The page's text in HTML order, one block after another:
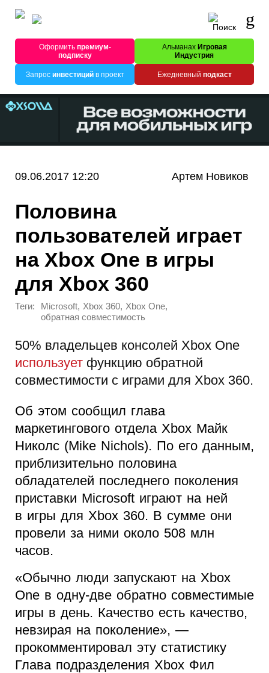
Оформитьпремиум-
подписку
Альманах Игровая
Индустрия
Запрос инвестицийв проект Ежедневный подкаст
09.06.2017 12:20 Артем Новиков
Половина
пользователей играет
на Xbox One в игры
для Xbox 360
Теги: Microsoft, Xbox 360, Xbox One,
обратная совместимость
50% владельцев консолей Xbox One
использует функцию обратной
совместимости с играми для Xbox 360.
Об этом сообщил глава
маркетингового отдела Xbox Майк
Николс (Mike Nichols). По его данным,
приблизительно половина
обладателей последнего поколения
приставки Microsoft играют на ней
в игры для Xbox 360. В сумме они
провели за ними около 508 млн
часов.
«Обычно люди запускают на Xbox
One в одну-две обратно совместимые
игры в день. Качество есть качество,
невзирая на поколение», —
прокомментировал эту статистику
Глава подразделения Xbox Фил